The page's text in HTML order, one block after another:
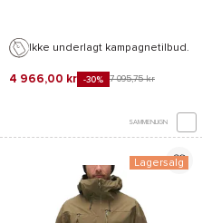
Ikke underlagt kampagnetilbud.
4 966,00 kr -30% 7 095,75 kr
SAMMENLIGN
Lagersalg